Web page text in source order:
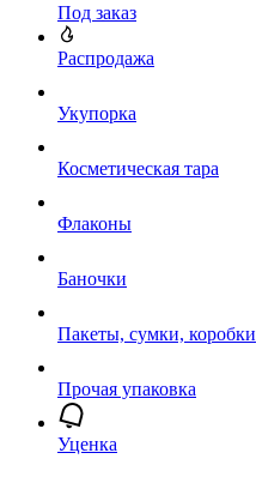
Под заказ
Распродажа
Укупорка
Косметическая тара
Флаконы
Баночки
Пакеты, сумки, коробки
Прочая упаковка
Уценка